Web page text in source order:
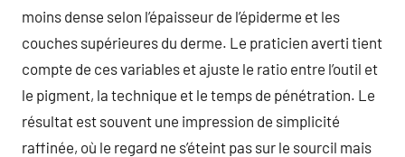
moins dense selon l’épaisseur de l’épiderme et les
couches supérieures du derme. Le praticien averti tient
compte de ces variables et ajuste le ratio entre l’outil et
le pigment, la technique et le temps de pénétration. Le
résultat est souvent une impression de simplicité
raffinée, où le regard ne s’éteint pas sur le sourcil mais